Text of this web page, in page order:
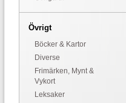
Övrigt
Böcker & Kartor
Diverse
Frimärken, Mynt &
Vykort
Leksaker